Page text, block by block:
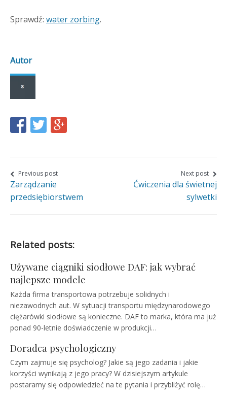
Sprawdź: water zorbing.
Autor
Share
on
Facebook
Share
on
Twitter
Share
on
Google+
Nawigacja
wpisu
Previous post
Zarządzanie
przedsiębiorstwem
Next post
Ćwiczenia dla świetnej
sylwetki
Related posts:
Używane ciągniki siodłowe DAF: jak wybrać
najlepsze modele
Każda firma transportowa potrzebuje solidnych i
niezawodnych aut. W sytuacji transportu międzynarodowego
ciężarówki siodłowe są konieczne. DAF to marka, która ma już
ponad 90-letnie doświadczenie w produkcji…
Doradca psychologiczny
Czym zajmuje się psycholog? Jakie są jego zadania i jakie
korzyści wynikają z jego pracy? W dzisiejszym artykule
postaramy się odpowiedzieć na te pytania i przybliżyć rolę…